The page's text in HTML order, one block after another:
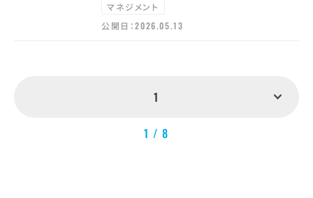
マネジメント
公開日：2026.05.13
1
1 / 8